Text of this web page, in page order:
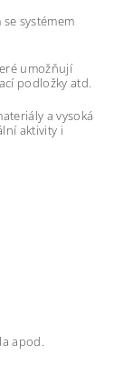
systémem
umožňují
podložky atd.
a vysoká
aktivity i
apod.